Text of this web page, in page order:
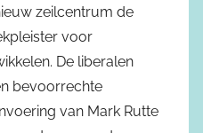
zeilcentrum de
voor
De liberalen
bevoorrechte
van Mark Rutte